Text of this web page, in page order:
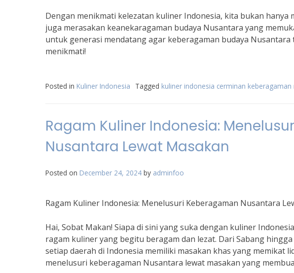
Dengan menikmati kelezatan kuliner Indonesia, kita bukan hanya
juga merasakan keanekaragaman budaya Nusantara yang
untuk generasi mendatang agar keberagaman budaya
menikmati!
Posted in Kuliner Indonesia Tagged kuliner indonesia cerminan keberagaman
Ragam Kuliner Indonesia:
Nusantara Lewat Masakan
Posted on December 24, 2024 by adminfoo
Ragam Kuliner Indonesia: Menelusuri Keberagaman Nusantara
Hai, Sobat Makan! Siapa di sini yang suka dengan kuliner
ragam kuliner yang begitu beragam dan lezat. Dari Sabang
setiap daerah di Indonesia memiliki masakan khas yang memikat
menelusuri keberagaman Nusantara lewat masakan yang